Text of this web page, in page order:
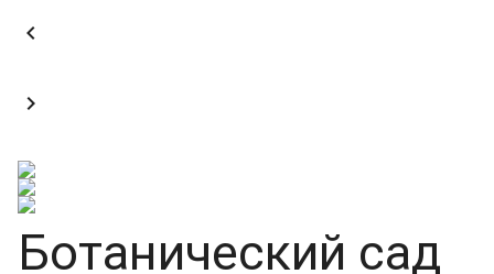


Ботанический сад